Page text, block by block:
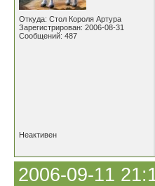
Откуда: Стол Короля Артура
Зарегистрирован: 2006-08-31
Сообщений: 487
Неактивен
2006-09-11